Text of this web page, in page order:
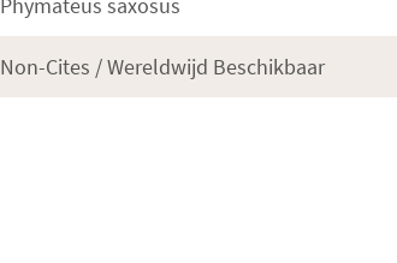
Non-Cites / Wereldwijd Beschikbaar